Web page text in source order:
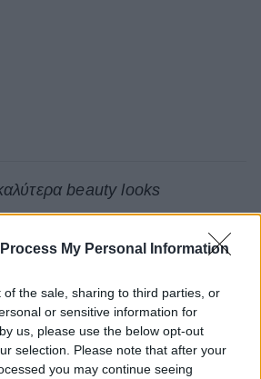
My Personal Information
of the sale, sharing to third parties, or
or sensitive information for
us, please use the below opt-out
selection. Please note that after your
you may continue seeing
beauty looks